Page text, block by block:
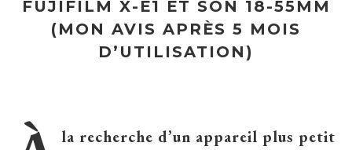
FUJIFILM X-E1 ET SON 18-55MM
(MON AVIS APRÈS 5 MOIS
D’UTILISATION)
la recherche d’un appareil plus petit